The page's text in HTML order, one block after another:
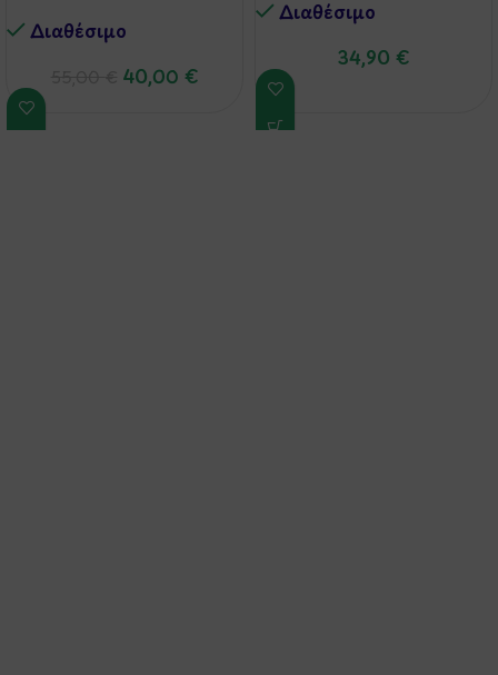
Διαθέσιμo
40,00 €
Διαθέσιμo
34,90 €